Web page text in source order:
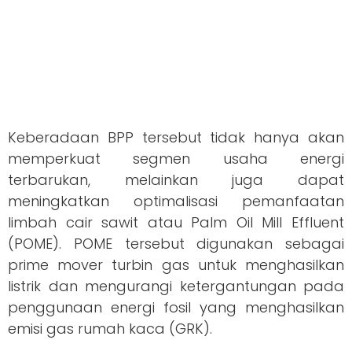
Keberadaan BPP tersebut tidak hanya akan
memperkuat segmen usaha energi
terbarukan, melainkan juga dapat
meningkatkan optimalisasi pemanfaatan
limbah cair sawit atau Palm Oil Mill Effluent
(POME). POME tersebut digunakan sebagai
prime mover turbin gas untuk menghasilkan
listrik dan mengurangi ketergantungan pada
penggunaan energi fosil yang menghasilkan
emisi gas rumah kaca (GRK).